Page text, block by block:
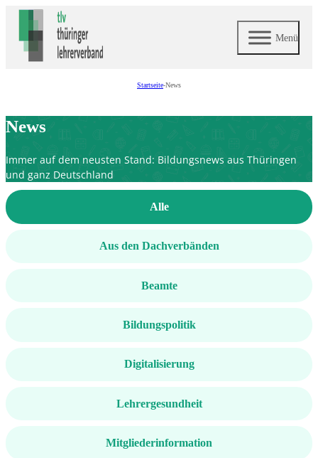
Menü
Startseite-News
News
Immer auf dem neusten Stand: Bildungsnews aus Thüringen
und ganz Deutschland
Kategorien
Alle
Aus den Dachverbänden
Beamte
Bildungspolitik
Digitalisierung
Lehrergesundheit
Mitgliederinformation